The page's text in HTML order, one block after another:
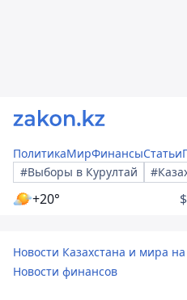
ПолитикаМирФинансыСтатьи
#Выборы в Курултай
+20° $
Новости Казахстана и мира на
Новости финансов